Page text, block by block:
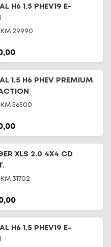
H6 1.5 PHEV19 E-
KM 29990
1.5 H6 PHEV PREMIUM
KM 56500
XLS 2.0 4X4 CD
KM 31702
H6 1.5 PHEV19 E-